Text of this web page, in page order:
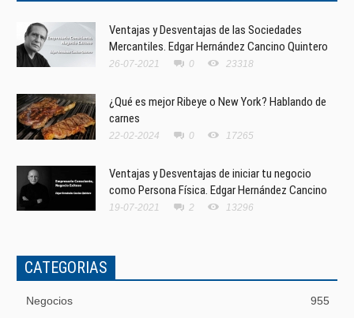
Ventajas y Desventajas de las Sociedades
Mercantiles. Edgar Hernández Cancino Quintero
26-07-2021 0 23318
¿Qué es mejor Ribeye o New York? Hablando de
carnes
22-02-2024 0 17265
Ventajas y Desventajas de iniciar tu negocio
como Persona Física. Edgar Hernández Cancino
19-07-2021 2 13296
CATEGORIAS
Negocios
955